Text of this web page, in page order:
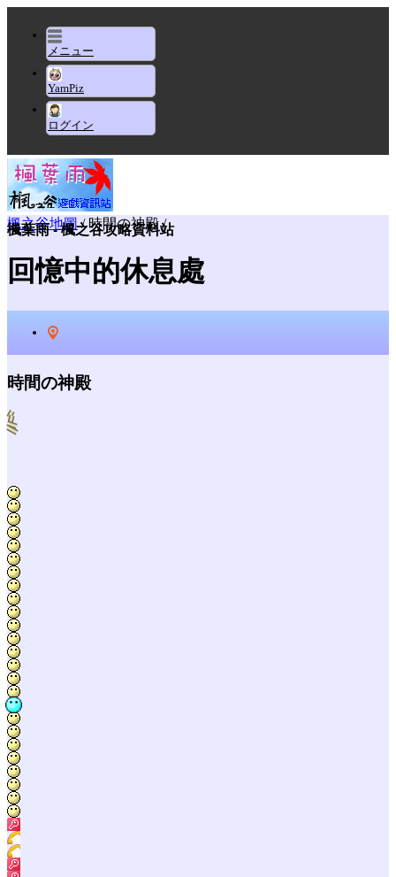
メニュー
YamPiz
ログイン
楓葉雨 - 楓之谷攻略資料站
楓之谷地圖/ 時間の神殿 /
回憶中的休息處
時間の神殿